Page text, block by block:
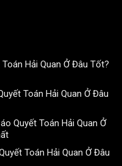
Hải Quan Ở Đâu Tốt?
Toán Hải Quan Ở Đâu
Quyết Toán Hải Quan Ở
Toán Hải Quan Ở Đâu